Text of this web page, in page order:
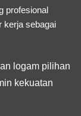
profesional
kerja sebagai
logam pilihan
kekuatan